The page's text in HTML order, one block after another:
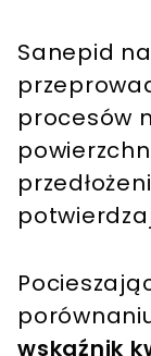
Sanepid
procesów
wskaźnik